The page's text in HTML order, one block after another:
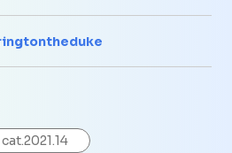
cat.2021.14